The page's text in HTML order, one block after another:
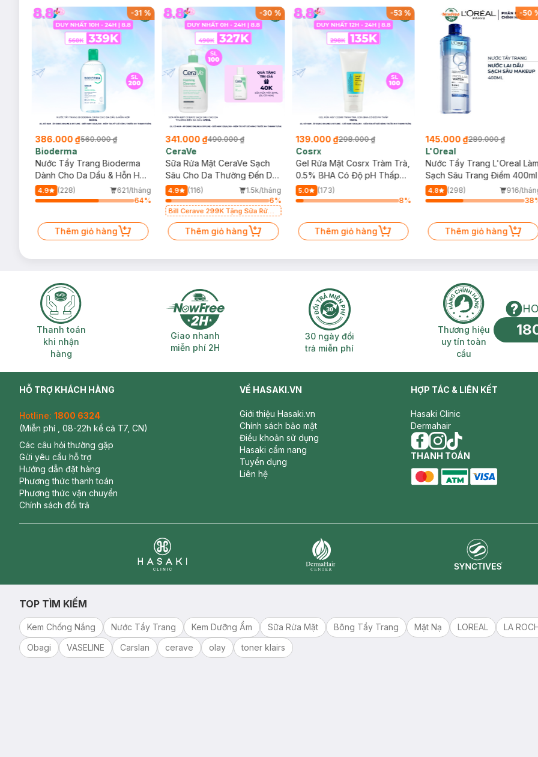
-31 %
386.000 ₫560.000 ₫
Bioderma
Nước Tẩy Trang Bioderma
Dành Cho Da Dầu & Hỗn Hợp
500ml
4.9 (228)
621/tháng
64%
Thêm giỏ hàng
-30 %
341.000 ₫490.000 ₫
CeraVe
Sữa Rửa Mặt CeraVe Sạch
Sâu Cho Da Thường Đến Da
Dầu 473ml
4.9 (116)
1.5k/tháng
6%
Bill Cerave 299K Tặng Sữa Rửa
Thêm giỏ hàng
-53%
139.000 ₫298.000 ₫
Cosrx
Gel Rửa Mặt Cosrx Tràm Trà,
0.5% BHA Có Độ pH Thấp
150ml
5.0
(173)
8%
Thêm giỏ hàng
-50
145.000 ₫289.000 ₫
L'Oreal
Nước Tẩy Trang L'Oreal Làm
Sạch Sâu Trang Điểm 400ml
4.8 (298)
916/
38
Thêm giỏ hàng
Thanh toán khi nhận hàng
Thanh toán
khi nhận
hàng
Giao nhanh miễn phí 2H
Giao nhanh
miễn phí 2H
30 ngày đổi trả miễn phí
30 ngày đổi
trả miễn phí
Thương hiệu uy
Thương hiệu
uy tín toàn
cầu
HỖ TRỢ KHÁCH HÀNG
Hotline: 1800 6324
(Miễn phí , 08-22h kể cả T7, CN)
Các câu hỏi thường gặp
Gửi yêu cầu hỗ trợ
Hướng dẫn đặt hàng
Phương thức thanh toán
Phương thức vận chuyển
Chính sách đổi trả
VỀ HASAKI.VN
Giới thiệu Hasaki.vn
Chính sách bảo mật
Điều khoản sử dụng
Hasaki cẩm nang
Tuyển dụng
Liên hệ
HỢP TÁC & LIÊN KẾT
Hasaki Clinic
Dermahair
facebook
instagram
tiktok
THANH TOÁN
TOP TÌM KIẾM
Kem Chống Nắng Nước Tẩy Trang Kem Dưỡng Ẩm Sữa Rửa Mặt Bông Tẩy Trang Mặt Nạ LOREAL LA
Obagi
VASELINE Carslan cerave olay toner klairs